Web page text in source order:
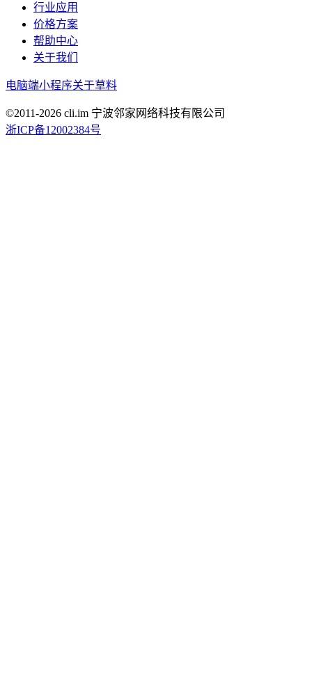
行业应用
价格方案
帮助中心
关于我们
电脑端小程序关于草料
©2011-2026 cli.im 宁波邻家网络科技有限公司
浙ICP备12002384号